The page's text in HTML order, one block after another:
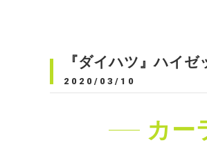
『ダイハツ』ハイゼ
2020/03/10
カー